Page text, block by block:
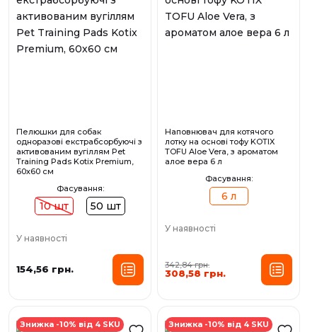
Пелюшки для собак
одноразові екстрабсорбуючі з
активованим вугіллям Pet
Training Pads Kotix Premium,
60х60 см
Фасування:
10 шт 50 шт
У наявності
154,56 грн.
Наповнювач для котячого
лотку на основі тофу KOTIX
TOFU Aloe Vera, з ароматом
алое вера 6 л
Фасування:
6 л
У наявності
342,84 грн.
308,58 грн.
Знижка -10% від 4 SKU Знижка -10% від 4 SKU